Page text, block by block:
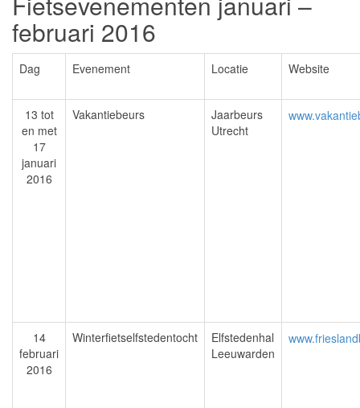
februari 2016
Dag Evenement Locatie Website
13 tot
en met
17
januari
2016
Vakantiebeurs
Jaarbeurs
Utrecht
14
februari
2016
Winterfietselfstedentocht
Elfstedenhal
Leeuwarden